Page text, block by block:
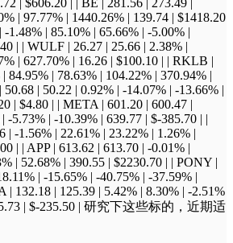
| 97.77% | 1440.26% | 139.74 | $1418.20
1.48% | 85.10% | 65.66% | -5.00% |
| | WULF | 26.27 | 25.66 | 2.38% |
| 627.70% | 16.26 | $100.10 | | RKLB |
84.95% | 78.63% | 104.22% | 370.94% |
| 50.22 | 0.92% | -14.07% | -13.66% |
| $4.80 | | META | 601.20 | 600.47 |
-5.73% | -10.39% | 639.77 | $-385.70 | |
| -1.56% | 22.61% | 23.22% | 1.26% |
| | APP | 613.62 | 613.70 | -0.01% |
| 52.68% | 390.55 | $2230.70 | | PONY |
| -15.65% | -40.75% | -37.59% |
| 132.18 | 125.39 | 5.42% | 8.30% | -2.51%
| $-235.50 | 研究下这些标的，近期适